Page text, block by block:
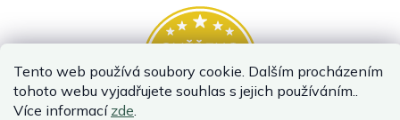
Tento web používá soubory cookie. Dalším procházením
tohoto webu vyjadřujete souhlas s jejich používáním..
Více informací zde.